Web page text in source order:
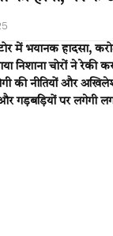
में भयानक हादसा,
चोरों ने रेकी
की नीतियों और
पर लगेगी